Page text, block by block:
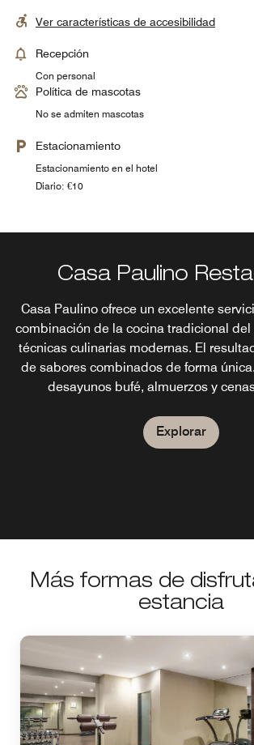
Ver características de accesibilidad
Recepción
Con personal
Política de mascotas
No se admiten mascotas
Estacionamiento
Estacionamiento en el hotel
Diario: €10
Casa Paulino
Casa Paulino ofrece un excelente
combinación de la cocina tradicional del
técnicas culinarias modernas. El
de sabores combinados de forma
desayunos bufé, almuerzos y
Explorar
Más formas de
estancia